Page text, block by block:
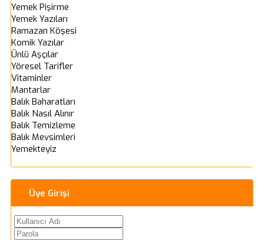
Yemek Pişirme
Yemek Yazıları
Ramazan Köşesi
Komik Yazılar
Ünlü Aşçılar
Yöresel Tarifler
Vitaminler
Mantarlar
Balık Baharatları
Balık Nasıl Alınır
Balık Temizleme
Balık Mevsimleri
Yemekteyiz
Üye Girişi